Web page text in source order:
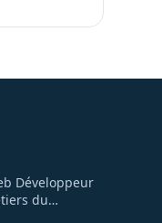
Développeur
du